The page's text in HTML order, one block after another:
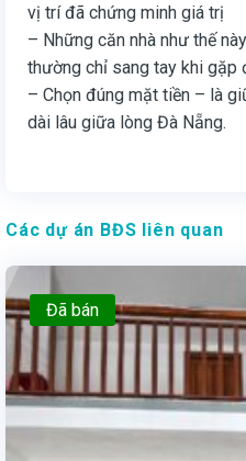
vị trí đã chứng minh giá trị
– Những căn nhà như thế
thường chỉ sang tay khi gặp
– Chọn đúng mặt tiền – là
dài lâu giữa lòng Đà Nẵng.
Các dự án BĐS liên quan
Đã bán